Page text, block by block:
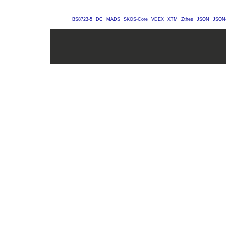
BS8723-5 DC MADS SKOS-Core VDEX XTM Zthes JSON